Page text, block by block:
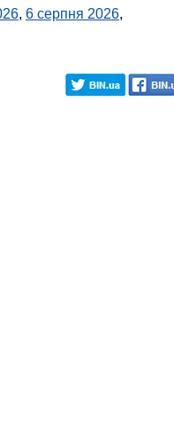
, 6 серпня 2026,